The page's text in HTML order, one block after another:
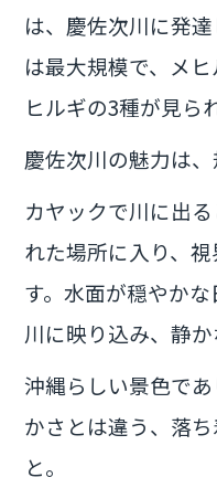
は、慶佐次川に発
は最大規模で、メ
ヒルギの3種が見ら
慶佐次川の魅力は、
カヤックで川に出
れた場所に入り、
す。水面が穏やか
川に映り込み、静か
沖縄らしい景色で
かさとは違う、落
と。